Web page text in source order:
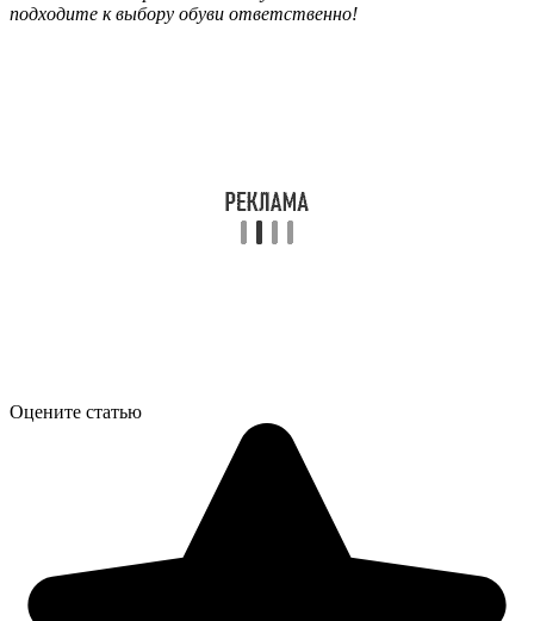
подходите к выбору обуви ответственно!
Оцените статью